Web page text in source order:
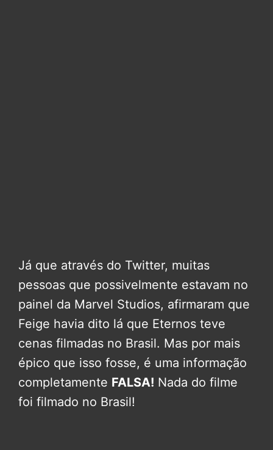
Já que através do Twitter, muitas
pessoas que possivelmente estavam no
painel da Marvel Studios, afirmaram que
Feige havia dito lá que Eternos teve
cenas filmadas no Brasil. Mas por mais
épico que isso fosse, é uma informação
completamente FALSA! Nada do filme
foi filmado no Brasil!